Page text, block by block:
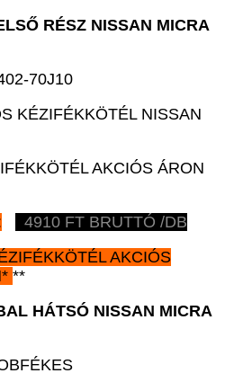
RÉSZ NISSAN MICRA
70J10
KÉZIFÉKKÖTÉL NISSAN
AKCIÓS ÁRON
4910 FT BRUTTÓ /DB
AKCIÓS
**
HÁTSÓ NISSAN MICRA